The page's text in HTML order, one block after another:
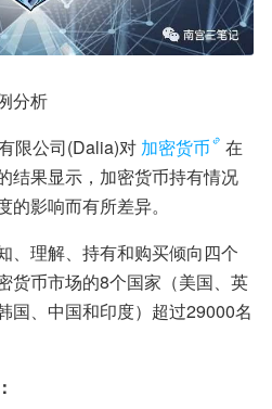
分析
限公司(Dalia)对 加密货币
在
结果显示，加密货币持有情况
影响而有所差异。
、理解、持有和购买倾向四个
货币市场的8个国家（美国、英
国、中国和印度）超过29000名